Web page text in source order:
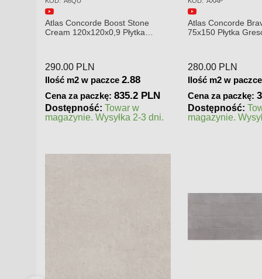
Atlas Concorde Boost Stone
Cream 120x120x0,9 Płytka
290.00 PLN
Ilość m2 w paczce 2.88
Cena za paczkę:835.2 PLN
Dostępność: Towar w
magazynie. Wysyłka 2-3 dni.
Atlas Concorde
75x150 Płytka
280.00 PLN
Ilość m2 w paczce
Cena za paczkę:
Dostępność:
magazynie.